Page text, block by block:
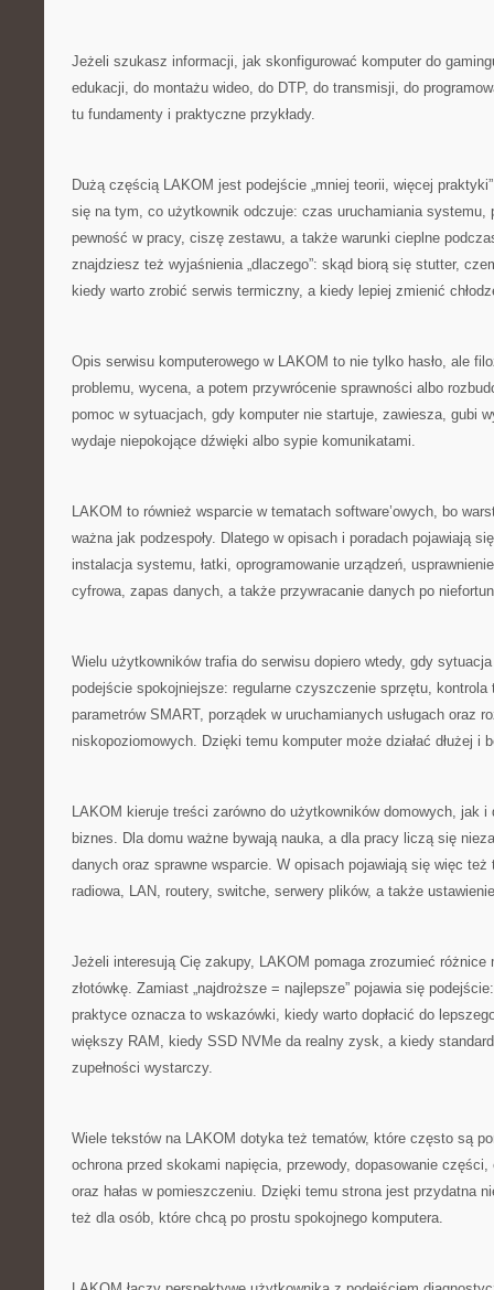
Jeżeli szukasz informacji, jak skonfigurować komputer do
edukacji, do montażu wideo, do DTP, do transmisji, do
tu fundamenty i praktyczne przykłady.
Dużą częścią LAKOM jest podejście „mniej teorii, więcej
się na tym, co użytkownik odczuje: czas uruchamiania systemu,
pewność w pracy, ciszę zestawu, a także warunki cieplne
znajdziesz też wyjaśnienia „dlaczego”: skąd biorą się stutter,
kiedy warto zrobić serwis termiczny, a kiedy lepiej zmienić
Opis serwisu komputerowego w LAKOM to nie tylko hasło, ale
problemu, wycena, a potem przywrócenie sprawności albo
pomoc w sytuacjach, gdy komputer nie startuje, zawiesza, gubi
wydaje niepokojące dźwięki albo sypie komunikatami.
LAKOM to również wsparcie w tematach software’owych, bo
ważna jak podzespoły. Dlatego w opisach i poradach pojawiają
instalacja systemu, łatki, oprogramowanie urządzeń,
cyfrowa, zapas danych, a także przywracanie danych po
Wielu użytkowników trafia do serwisu dopiero wtedy, gdy
podejście spokojniejsze: regularne czyszczenie sprzętu, kontrola
parametrów SMART, porządek w uruchamianych usługach oraz
niskopoziomowych. Dzięki temu komputer może działać dłużej i
LAKOM kieruje treści zarówno do użytkowników domowych, jak i
biznes. Dla domu ważne bywają nauka, a dla pracy liczą się
danych oraz sprawne wsparcie. W opisach pojawiają się więc też
radiowa, LAN, routery, switche, serwery plików, a także
Jeżeli interesują Cię zakupy, LAKOM pomaga zrozumieć różnice
złotówkę. Zamiast „najdroższe = najlepsze” pojawia się
praktyce oznacza to wskazówki, kiedy warto dopłacić do
większy RAM, kiedy SSD NVMe da realny zysk, a kiedy
zupełności wystarczy.
Wiele tekstów na LAKOM dotyka też tematów, które często są
ochrona przed skokami napięcia, przewody, dopasowanie
oraz hałas w pomieszczeniu. Dzięki temu strona jest przydatna
też dla osób, które chcą po prostu spokojnego komputera.